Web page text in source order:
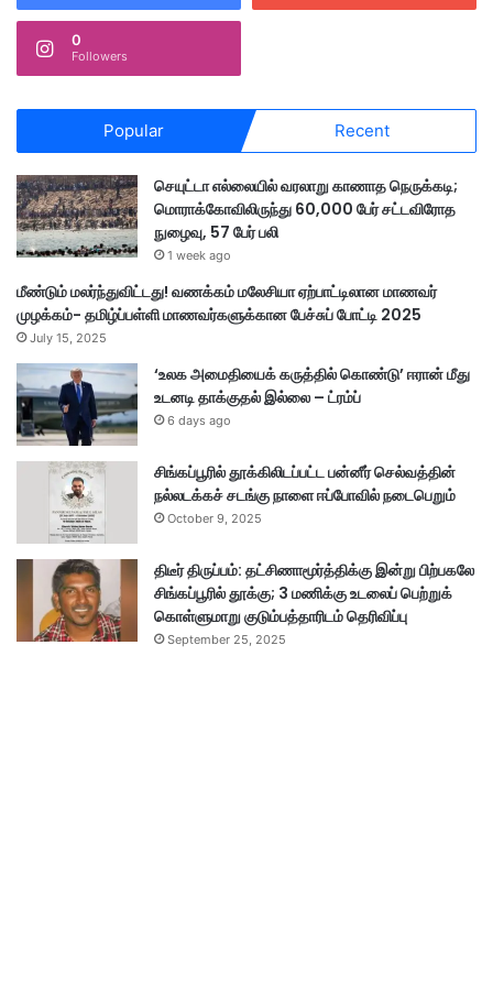
0
Followers
Popular Recent
செயுட்டா எல்லையில் வரலாறு காணாத நெருக்கடி;
மொராக்கோவிலிருந்து 60,000 பேர் சட்டவிரோத
நுழைவு, 57 பேர் பலி
1 week ago
மீண்டும் மலர்ந்துவிட்டது! வணக்கம் மலேசியா ஏற்பாட்டிலான மாணவர்
முழக்கம்- தமிழ்ப்பள்ளி மாணவர்களுக்கான பேச்சுப் போட்டி 2025
July 15, 2025
‘உலக அமைதியைக் கருத்தில் கொண்டு’ ஈரான் மீது
உடனடி தாக்குதல் இல்லை – ட்ரம்ப்
6 days ago
சிங்கப்பூரில் தூக்கிலிடப்பட்ட பன்னீர் செல்வத்தின்
நல்லடக்கச் சடங்கு நாளை ஈப்போவில் நடைபெறும்
October 9, 2025
திடீர் திருப்பம்: தட்சிணாமூர்த்திக்கு இன்று பிற்பகலே
சிங்கப்பூரில் தூக்கு; 3 மணிக்கு உடலைப் பெற்றுக்
கொள்ளுமாறு குடும்பத்தாரிடம் தெரிவிப்பு
September 25, 2025